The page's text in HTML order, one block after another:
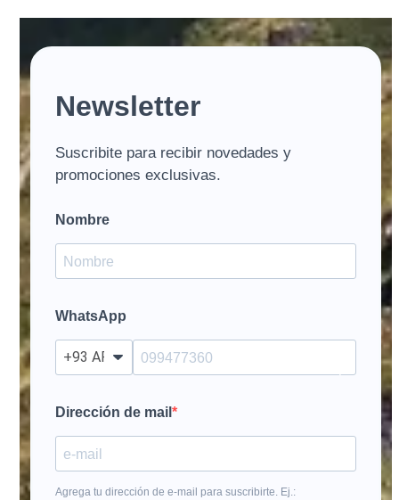
Newsletter
Suscribite para recibir novedades y
promociones exclusivas.
Nombre
WhatsApp
?
Dirección de mail
Agrega tu dirección de e-mail para suscribirte. Ej.: